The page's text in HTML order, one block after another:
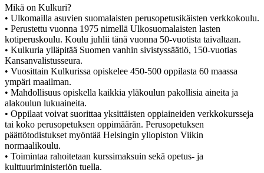
Mikä on Kulkuri?
• Ulkomailla asuvien suomalaisten perusopetusikäisten verkkokoulu.
• Perustettu vuonna 1975 nimellä Ulkosuomalaisten lasten
kotiperuskoulu. Koulu juhlii tänä vuonna 50-vuotista taivaltaan.
• Kulkuria ylläpitää Suomen vanhin sivistyssäätiö, 150-vuotias
Kansanvalistusseura.
• Vuosittain Kulkurissa opiskelee 450-500 oppilasta 60 maassa
ympäri maailman.
• Mahdollisuus opiskella kaikkia yläkoulun pakollisia aineita ja
alakoulun lukuaineita.
• Oppilaat voivat suorittaa yksittäisten oppiaineiden verkkokursseja
tai koko perusopetuksen oppimäärän. Perusopetuksen
päättötodistukset myöntää Helsingin yliopiston Viikin
normaalikoulu.
• Toimintaa rahoitetaan kurssimaksuin sekä opetus- ja
kulttuuriministeriön tuella.